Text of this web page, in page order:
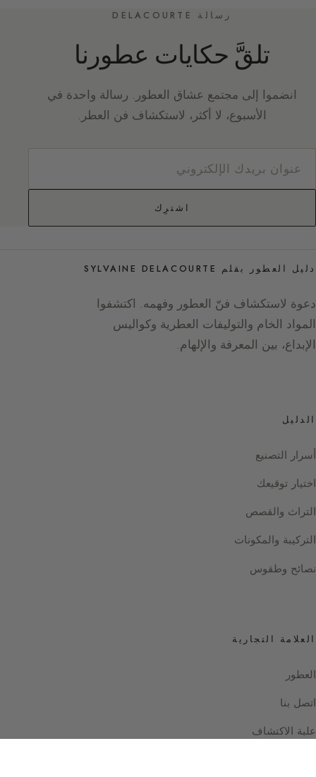
رسالة DELACOURTE
تلقَّ حكايات عطورنا
انضموا إلى مجتمع عشاق العطور. رسالة واحدة في
الأسبوع، لا أكثر، لاستكشاف فن العطر.
اشترِك
دليل العطور بقلم SYLVAINE DELACOURTE
دعوة لاستكشاف فنّ العطور وفهمه. اكتشفوا
المواد الخام والتوليفات العطرية وكواليس
الإبداع، بين المعرفة والإلهام.
الدليل
أسرار التصنيع
اختيار توقيعك
التراث والقصص
التركيبة والمكونات
نصائح وطقوس
العلامة التجارية
العطور
اتصل بنا
علبة الاكتشاف